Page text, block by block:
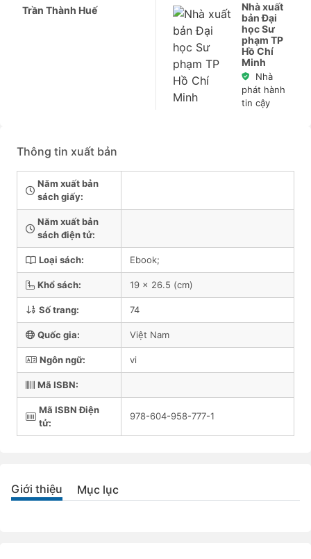
Trần Thành Huế
Nhà xuất
bản Đại
học Sư
phạm TP
Hồ Chí
Minh
Nhà
phát hành
tin cậy
Thông tin xuất bản
Năm xuất bản
sách giấy:
Năm xuất bản
sách điện tử:
Loại sách: Ebook;
Khổ sách: 19 x 26.5 (cm)
Số trang: 74
Quốc gia: Việt Nam
Ngôn ngữ: vi
Mã ISBN:
Mã ISBN Điện
tử:
978-604-958-777-1
Giới thiệu Mục lục